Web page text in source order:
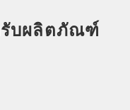
รับผลิตภัณฑ์